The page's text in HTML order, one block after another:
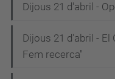
Dijous 21 d'abril -
Dijous 21 d'abril - El
Fem recerca"